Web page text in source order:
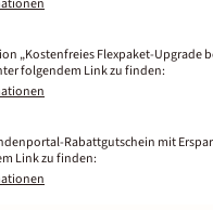
„Kostenfreies Flexpaket-Upgrade
folgendem Link zu finden:
Rabattgutschein mit
Link zu finden: